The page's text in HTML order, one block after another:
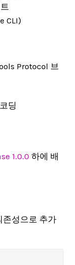
CLI)
Protocol 브
딩
1.0.0 하에 배
성으로 추가